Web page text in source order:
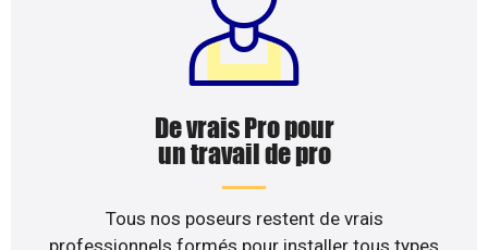
De vrais Pro pour
un travail de pro
Tous nos poseurs restent de vrais
professionnels formés pour installer tous types